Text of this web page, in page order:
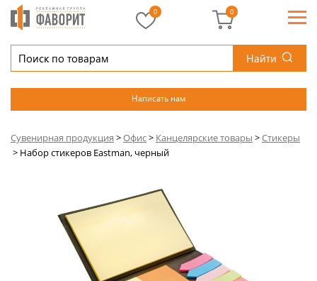
Найти
Написать нам
0 0
Сувенирная продукция >Офис> Канцелярские товары >Стикеры
> Набор стикеров Eastman, черный